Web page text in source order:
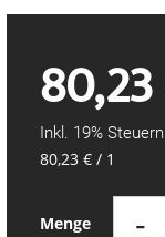
Menge -
Inkl. 19% Steuern
80,23 € / 1